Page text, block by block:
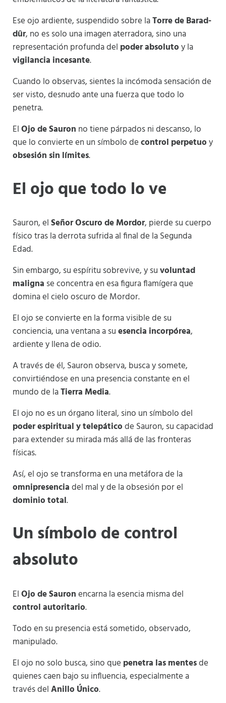
Ese ojo ardiente, suspendido sobre laTorre de Barad-
dûr, no es solo una imagen aterradora, sino una
representación profunda del poder absolutoy la
vigilancia incesante.
Cuando lo observas, sientes la incómoda sensación de
ser visto, desnudo ante una fuerza que todo lo
penetra.
ElOjo de Sauron no tiene párpados ni descanso, lo
que lo convierte en un símbolo decontrol perpetuoy
obsesión sin límites.
El ojo que todo lo ve
Sauron, elSeñor Oscuro de Mordor, pierde su cuerpo
físico tras la derrota sufrida al final de la Segunda
Edad.
Sin embargo, su espíritu sobrevive, y suvoluntad
maligna se concentra en esa figura flamígera que
domina el cielo oscuro de Mordor.
El ojo se convierte en la forma visible de su
conciencia, una ventana a suesencia incorpórea,
ardiente y llena de odio.
A través de él, Sauron observa, busca y somete,
convirtiéndose en una presencia constante en el
mundo de laTierra Media.
El ojo no es un órgano literal, sino un símbolo del
poder espiritual y telepáticode Sauron, su capacidad
para extender su mirada más allá de las fronteras
físicas.
Así, el ojo se transforma en una metáfora de la
omnipresenciadel mal y de la obsesión por el
dominio total.
Un símbolo de control
absoluto
ElOjo de Sauronencarna la esencia misma del
control autoritario.
Todo en su presencia está sometido, observado,
manipulado.
El ojo no solo busca, sino que penetra las mentesde
quienes caen bajo su influencia, especialmente a
través delAnillo Único.